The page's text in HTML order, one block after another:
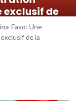
exclusif de
Faso: Une
de la